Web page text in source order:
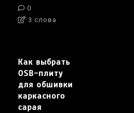
0
3 слова
Как выбрать
OSB-плиту
для обшивки
каркасного
сарая